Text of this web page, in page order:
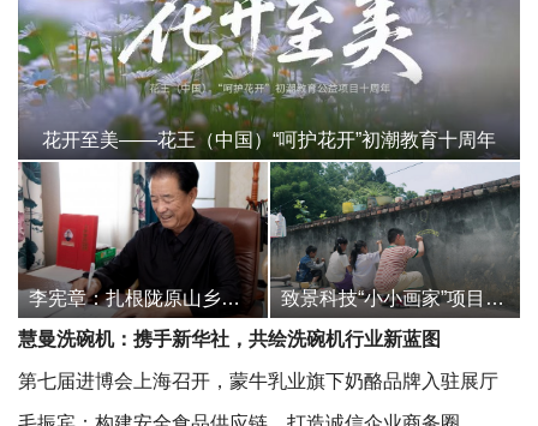
花开至美——花王（中国）“呵护花开”初潮教育十周年
李宪章：扎根陇原山乡的”守艺人”
致景科技“小小画家”项目第四季启动，助力大山里的小小画家成就不凡
慧曼洗碗机：携手新华社，共绘洗碗机行业新蓝图
第七届进博会上海召开，蒙牛乳业旗下奶酪品牌入驻展厅